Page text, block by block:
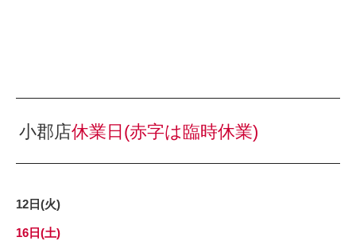
小郡店休業日 (赤字は臨時休業)
12日(火)
16日(土)